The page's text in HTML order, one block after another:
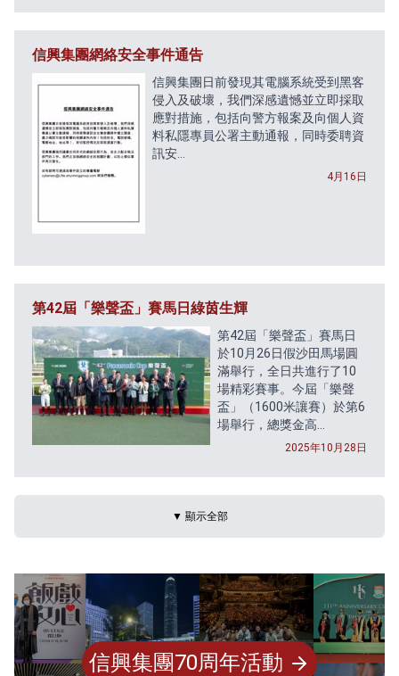
信興集團網絡安全事件通告
信興集團日前發現其電腦系統受到黑客
侵入及破壞，我們深感遺憾並立即採取
應對措施，包括向警方報案及向個人資
料私隱專員公署主動通報，同時委聘資
訊安...
4月16日
第42屆「樂聲盃」賽馬日綠茵生輝
第42屆「樂聲盃」賽馬日
於10月26日假沙田馬場圓
滿舉行，全日共進行了10
場精彩賽事。今屆「樂聲
盃」（1600米讓賽）於第6
場舉行，總獎金高...
2025年10月28日
▼ 顯示全部
信興集團70周年活動